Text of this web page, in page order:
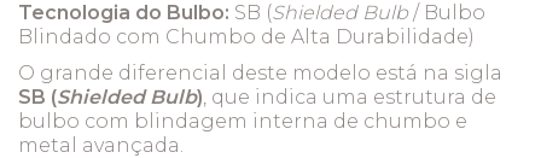
Tecnologia do Bulbo: SB (Shielded Bulb/ Bulbo
Blindado com Chumbo de Alta Durabilidade)
O grande diferencial deste modelo está na sigla
SB (Shielded Bulb), que indica uma estrutura de
bulbo com blindagem interna de chumbo e
metal avançada.